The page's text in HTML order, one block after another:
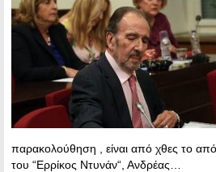
παρακολούθηση , είναι από χθες το
του “Ερρίκος Ντυνάν“, Ανδρέας…